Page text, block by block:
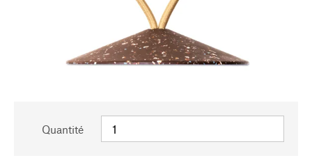
Quantité